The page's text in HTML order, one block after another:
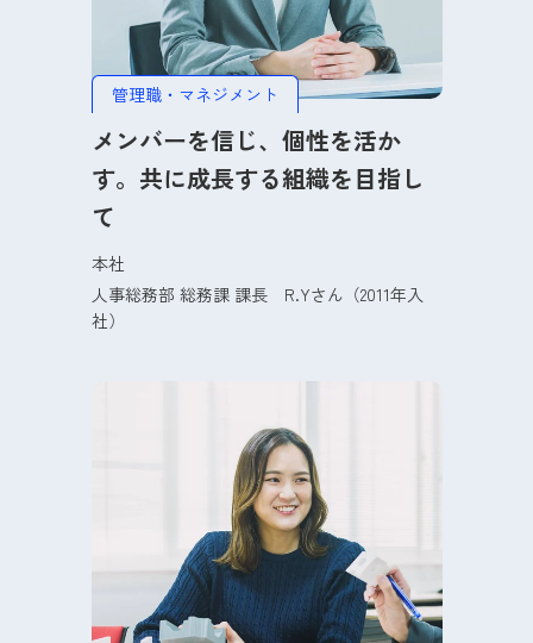
管理職・マネジメント
メンバーを信じ、個性を活か
す。共に成長する組織を目指し
て
本社
人事総務部 総務課 課長 R.Yさん（2011年入
社）